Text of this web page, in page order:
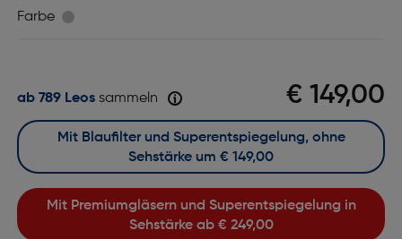
Farbe
€ 149,00
ab 789 Leossammeln
Mit Premiumgläsern und Superentspiegelung in
Sehstärke ab € 249,00
Mit Blaufilter und Superentspiegelung, ohne
Sehstärke um € 149,00